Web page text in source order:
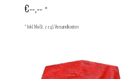
€--,-- *
* Inkl. MwSt. zzgl. Versandkosten